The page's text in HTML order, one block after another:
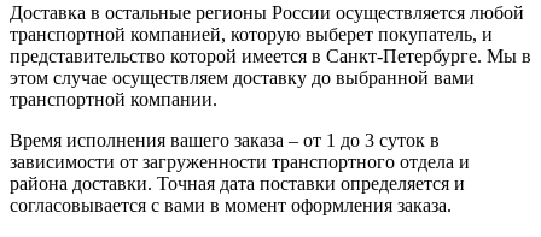
Доставка в остальные регионы России осуществляется любой
транспортной компанией, которую выберет покупатель, и
представительство которой имеется в Санкт-Петербурге. Мы в
этом случае осуществляем доставку до выбранной вами
транспортной компании.
Время исполнения вашего заказа – от 1 до 3 суток в
зависимости от загруженности транспортного отдела и
района доставки. Точная дата поставки определяется и
согласовывается с вами в момент оформления заказа.